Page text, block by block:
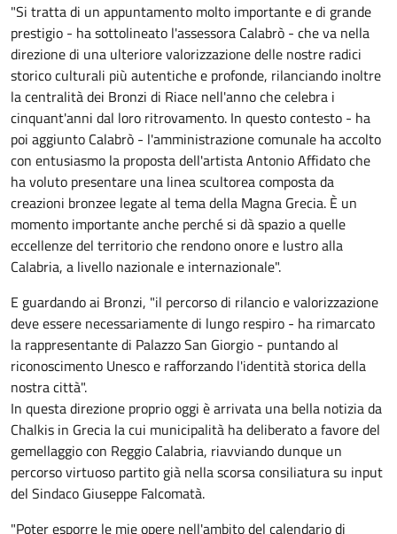
"Si tratta di un appuntamento molto importante e di grande
prestigio - ha sottolineato l'assessora Calabrò - che va nella
direzione di una ulteriore valorizzazione delle nostre radici
storico culturali più autentiche e profonde, rilanciando inoltre
la centralità dei Bronzi di Riace nell'anno che celebra i
cinquant'anni dal loro ritrovamento. In questo contesto - ha
poi aggiunto Calabrò - l'amministrazione comunale ha accolto
con entusiasmo la proposta dell'artista Antonio Affidato che
ha voluto presentare una linea scultorea composta da
creazioni bronzee legate al tema della Magna Grecia. È un
momento importante anche perché si dà spazio a quelle
eccellenze del territorio che rendono onore e lustro alla
Calabria, a livello nazionale e internazionale".
E guardando ai Bronzi, "il percorso di rilancio e valorizzazione
deve essere necessariamente di lungo respiro - ha rimarcato
la rappresentante di Palazzo San Giorgio - puntando al
riconoscimento Unesco e rafforzando l'identità storica della
nostra città".
In questa direzione proprio oggi è arrivata una bella notizia da
Chalkis in Grecia la cui municipalità ha deliberato a favore del
gemellaggio con Reggio Calabria, riavviando dunque un
percorso virtuoso partito già nella scorsa consiliatura su input
del Sindaco Giuseppe Falcomatà.
"Poter esporre le mie opere nell'ambito del calendario di